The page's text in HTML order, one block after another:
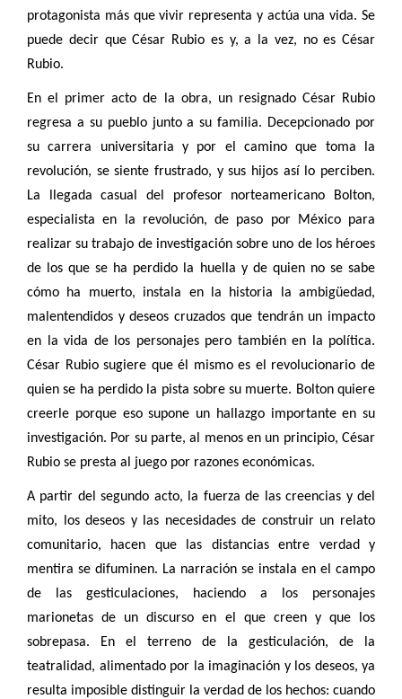
protagonista más que vivir representa y actúa una vida. Se
puede decir que César Rubio es y, a la vez, no es César
Rubio.
En el primer acto de la obra, un resignado César Rubio
regresa a su pueblo junto a su familia. Decepcionado por
su carrera universitaria y por el camino que toma la
revolución, se siente frustrado, y sus hijos así lo perciben.
La llegada casual del profesor norteamericano Bolton,
especialista en la revolución, de paso por México para
realizar su trabajo de investigación sobre uno de los héroes
de los que se ha perdido la huella y de quien no se sabe
cómo ha muerto, instala en la historia la ambigüedad,
malentendidos y deseos cruzados que tendrán un impacto
en la vida de los personajes pero también en la política.
César Rubio sugiere que él mismo es el revolucionario de
quien se ha perdido la pista sobre su muerte. Bolton quiere
creerle porque eso supone un hallazgo importante en su
investigación. Por su parte, al menos en un principio, César
Rubio se presta al juego por razones económicas.
A partir del segundo acto, la fuerza de las creencias y del
mito, los deseos y las necesidades de construir un relato
comunitario, hacen que las distancias entre verdad y
mentira se difuminen. La narración se instala en el campo
de las gesticulaciones, haciendo a los personajes
marionetas de un discurso en el que creen y que los
sobrepasa. En el terreno de la gesticulación, de la
teatralidad, alimentado por la imaginación y los deseos, ya
resulta imposible distinguir la verdad de los hechos: cuando